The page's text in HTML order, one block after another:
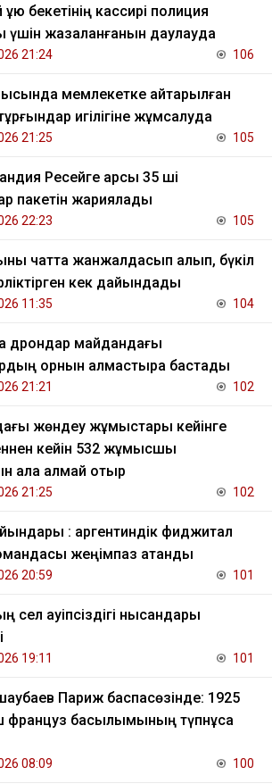
бекетінің кассирі полиция
үшін жазаланғанын даулауда
21:24 106
мемлекетке қайтарылған
игілігіне жұмсалуда
21:25 105
Ресейге қарсы 35 ші
пакетін жариялады
22:23 105
чатта жанжалдасып қалып, бүкіл
кек дайындады
11:35 104
дрондар майдандағы
орнын алмастыра бастады
21:21 102
жөндеу жұмыстары кейінге
кейін 532 жұмысшы
ала алмай отыр
21:25 102
: аргентиндік фиджитал
жеңімпаз атанды
20:59 101
сел қауіпсіздігі нысандары
19:11 101
Париж баспасөзінде: 1925
басылымының түпнұсқа
08:09 100